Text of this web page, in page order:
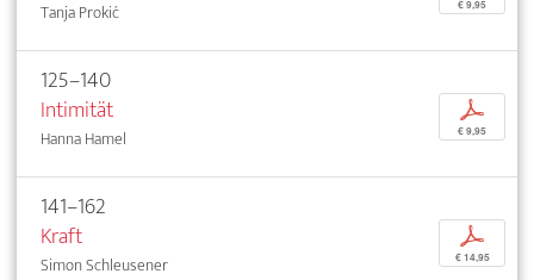
Tanja Prokić € 9,95
125–140
Intimität
Hanna Hamel
p
€ 9,95
141–162
Kraft
Simon Schleusener
p
€ 14,95